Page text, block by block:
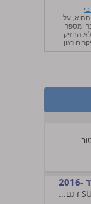
על
מספר
החזיק
כגון